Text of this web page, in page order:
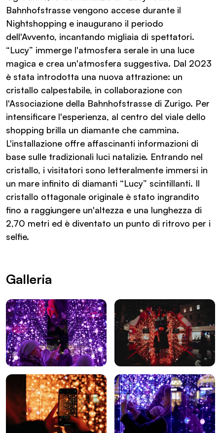
Bahnhofstrasse vengono accese durante il
Nightshopping e inaugurano il periodo
dell'Avvento, incantando migliaia di spettatori.
“Lucy” immerge l'atmosfera serale in una luce
magica e crea un'atmosfera suggestiva. Dal 2023
è stata introdotta una nuova attrazione: un
cristallo calpestabile, in collaborazione con
l'Associazione della Bahnhofstrasse di Zurigo. Per
intensificare l'esperienza, al centro del viale dello
shopping brilla un diamante che cammina.
L'installazione offre affascinanti informazioni di
base sulle tradizionali luci natalizie. Entrando nel
cristallo, i visitatori sono letteralmente immersi in
un mare infinito di diamanti “Lucy” scintillanti. Il
cristallo ottagonale originale è stato ingrandito
fino a raggiungere un'altezza e una lunghezza di
2,70 metri ed è diventato un punto di ritrovo per i
selfie.
Galleria